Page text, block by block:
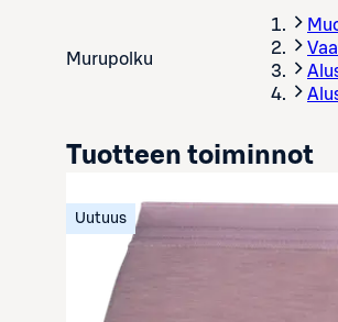
Murupolku
Uutuus
Tuotteen toiminnot